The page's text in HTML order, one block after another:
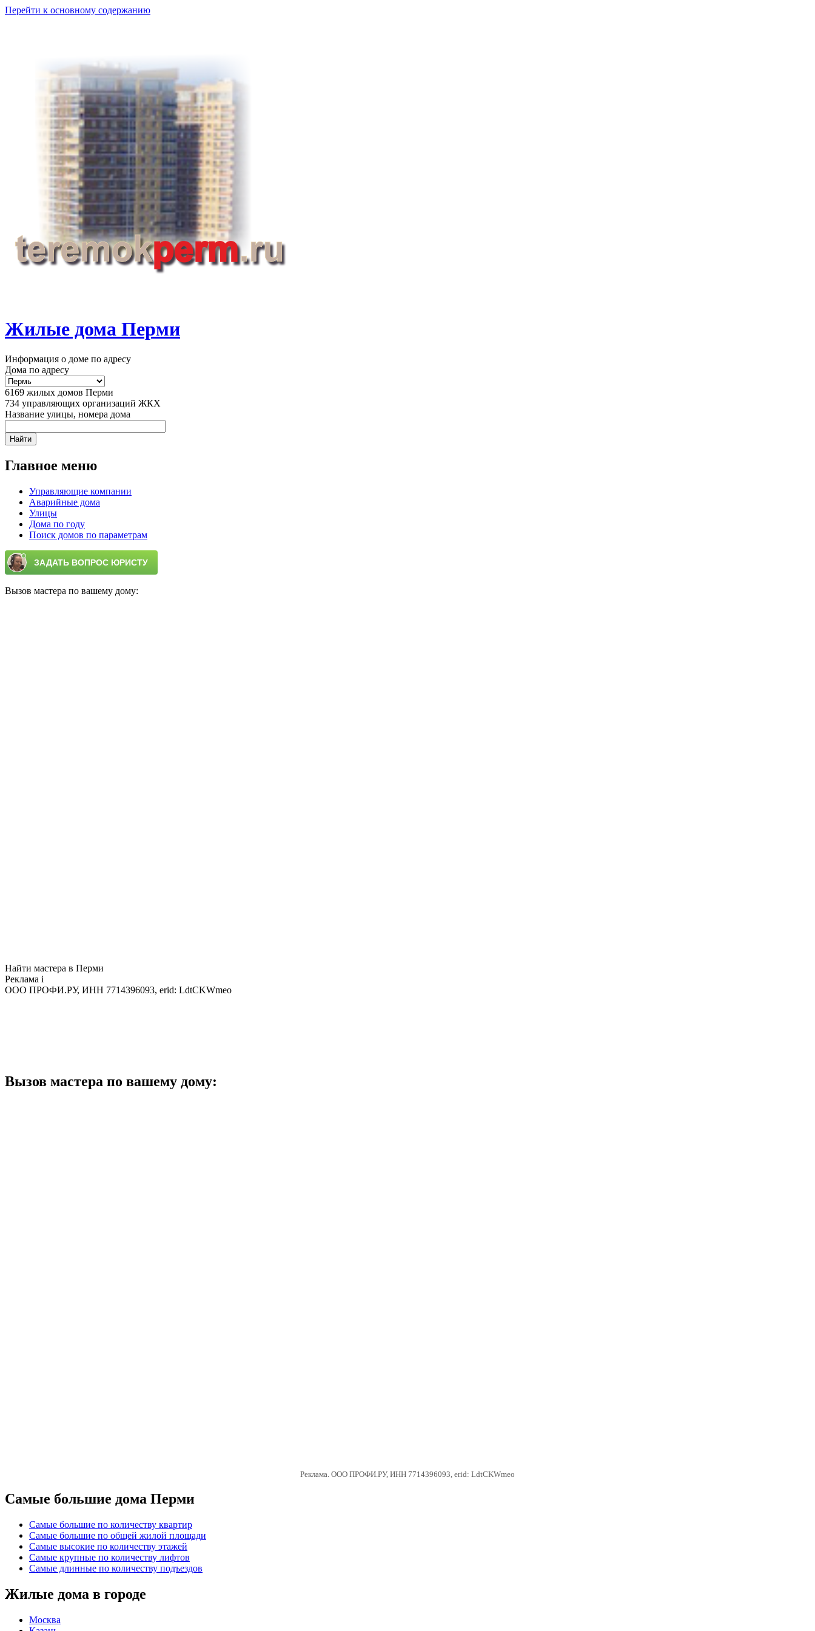
Перейти к основному содержанию
Жилые дома Перми
Информация о доме по адресу
Дома по адресу
6169 жилых домов Перми
734 управляющих организаций ЖКХ
Название улицы, номера дома
Главное меню
Управляющие компании
Аварийные дома
Улицы
Дома по году
Поиск домов по параметрам
Вызов мастера по вашему дому:
Найти мастера в Перми
Реклама i
ООО ПРОФИ.РУ, ИНН 7714396093, erid: LdtCKWmeo
Вызов мастера по вашему дому:
Реклама. ООО ПРОФИ.РУ, ИНН 7714396093, erid: LdtCKWmeo
Самые большие дома Перми
Самые большие по количеству квартир
Самые большие по общей жилой площади
Самые высокие по количеству этажей
Самые крупные по количеству лифтов
Самые длинные по количеству подъездов
Жилые дома в городе
Москва